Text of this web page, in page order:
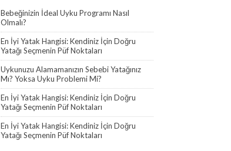
Bebeğinizin İdeal Uyku Programı Nasıl
Olmalı?
En İyi Yatak Hangisi: Kendiniz İçin Doğru
Yatağı Seçmenin Püf Noktaları
Uykunuzu Alamamanızın Sebebi Yatağınız
Mı? Yoksa Uyku Problemi Mi?
En İyi Yatak Hangisi: Kendiniz İçin Doğru
Yatağı Seçmenin Püf Noktaları
En İyi Yatak Hangisi: Kendiniz İçin Doğru
Yatağı Seçmenin Püf Noktaları